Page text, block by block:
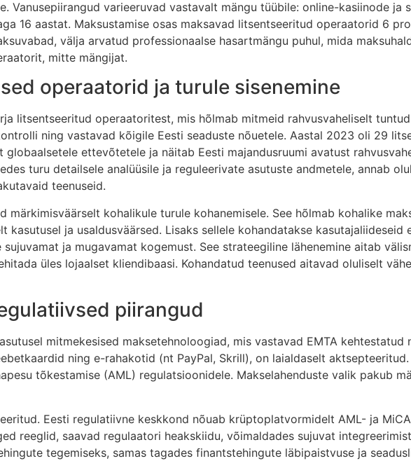
Vanusepiirangud varieeruvad vastavalt mängu tüübile: online-kasiinode ja
16 aastat. Maksustamise osas maksavad litsentseeritud operaatorid 6
välja arvatud professionaalse hasartmängu puhul, mida
mitte mängijat.
operaatorid ja turule sisenemine
litsentseeritud operaatoritest, mis hõlmab mitmeid rahvusvaheliselt
ning vastavad kõigile Eesti seaduste nõuetele. Aastal 2023 oli 29
ettevõtetele ja näitab Eesti majandusruumi avatust
turu detailsele analüüsile ja reguleerivate asutuste andmetele, annab
teenuseid.
märkimisväärselt kohalikule turule kohanemisele. See hõlmab kohalike
kasutusel ja usaldusväärsed. Lisaks sellele kohandatakse kasutajaliideseid
ja mugavamat kogemust. See strateegiline lähenemine aitab
üles lojaalset kliendibaasi. Kohandatud teenused aitavad oluliselt
piirangud
mitmekesised maksetehnoloogiad, mis vastavad EMTA kehtestatud
ning e-rahakotid (nt PayPal, Skrill), on laialdaselt
tõkestamise (AML) regulatsioonidele. Makselahenduste valik pakub
Eesti regulatiivne keskkond nõuab krüptoplatvormidelt AML- ja
reeglid, saavad regulaatori heakskiidu, võimaldades sujuvat
tegemiseks, samas tagades finantstehingute läbipaistvuse ja